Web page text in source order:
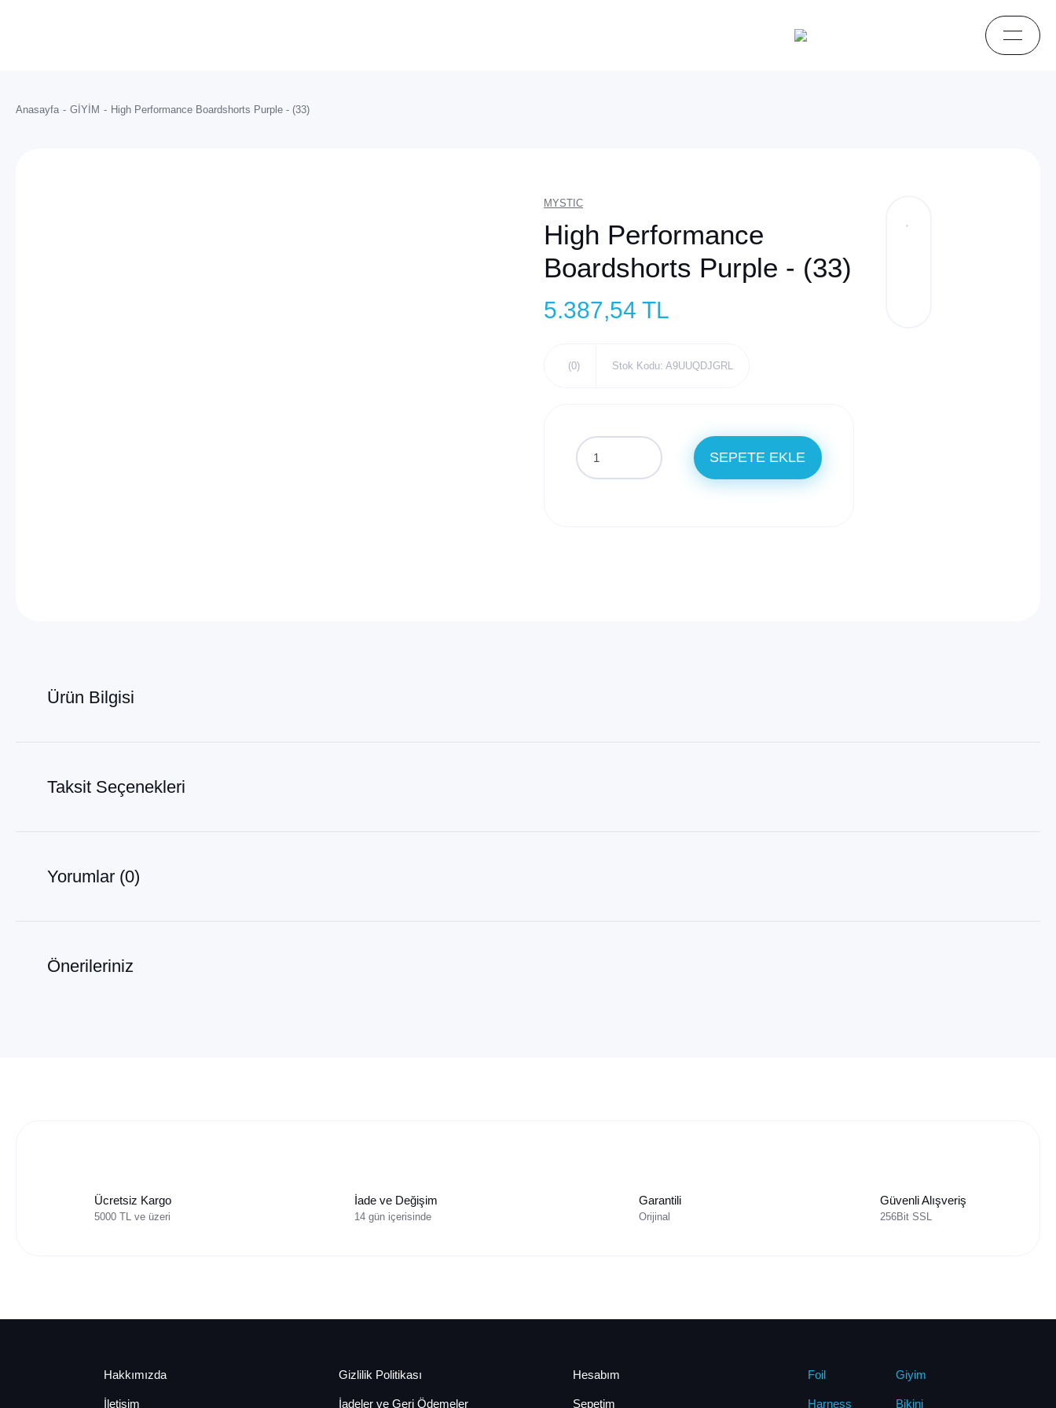
Anasayfa GİYİM High Performance Boardshorts Purple - (33)
MYSTIC
High Performance
Boardshorts Purple - (33)
5.387,54 TL
(0) Stok Kodu: A9UUQDJGRL
SEPETE EKLE
Ürün Bilgisi
Taksit Seçenekleri
Yorumlar (0)
Önerileriniz
Ücretsiz Kargo
5000 TL ve üzeri
İade ve Değişim
14 gün içerisinde
Garantili
Orijinal
Güvenli Alışveriş
256Bit SSL
Hakkımızda
İletişim
Gizlilik Politikası
İadeler ve Geri Ödemeler
Hesabım
Sepetim
Foil
Harness
Giyim
Bikini